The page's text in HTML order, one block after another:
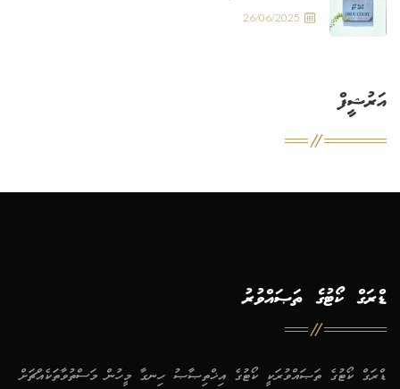
26/06/2025
އަރުޝީފް
ޑްރަގް ކޯޓުގެ ތަޞައްވުރު
ޑްރަގް ކޯޓުގެ ތަޞައްވުރަކީ ކޯޓުގެ އިޚްތިޞާޞު ހިނގާ މީހުން މަސްތުވާތަކެއްޗަށް